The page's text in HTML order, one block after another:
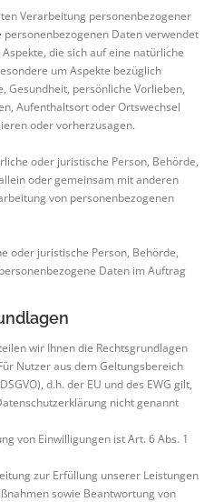
Verarbeitung personenbezogener
Daten verwendet
die sich auf eine natürliche
um Aspekte bezüglich
Gesundheit, persönliche Vorlieben,
Aufenthaltsort oder Ortswechsel
oder vorherzusagen.
oder juristische Person, Behörde,
oder gemeinsam mit anderen
von personenbezogenen
oder juristische Person, Behörde,
Daten im Auftrag
wir Ihnen die Rechtsgrundlagen
Nutzer aus dem Geltungsbereich
d.h. der EU und des EWG gilt,
nicht genannt
von Einwilligungen ist Art. 6 Abs. 1
zur Erfüllung unserer Leistungen
sowie Beantwortung von